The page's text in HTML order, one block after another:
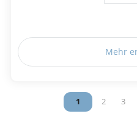
Mehr
Vous êtes sur la
1 Vous êtes
2 3